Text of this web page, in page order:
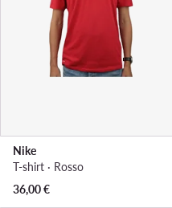
Nike
T-shirt · Rosso
36,00€